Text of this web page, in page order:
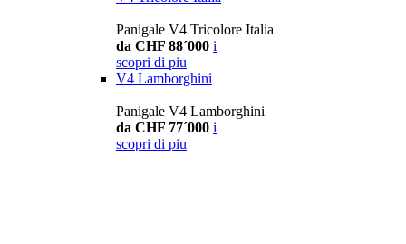
Panigale V4 Tricolore Italia
da CHF 88´000 i
scopri di piu
V4 Lamborghini
Panigale V4 Lamborghini
da CHF 77´000 i
scopri di piu